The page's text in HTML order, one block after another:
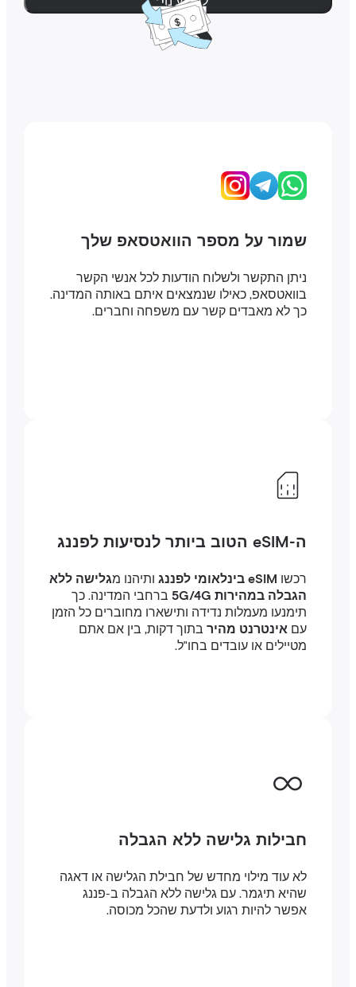
שמור על מספר הוואטסאפ שלך
ניתן התקשר ולשלוח הודעות לכל אנשי הקשר
בוואטסאפ, כאילו שנמצאים איתם באותה המדינה.
כך לא מאבדים קשר עם משפחה וחברים.
eSIM בינלאומי לפננג ותיהנו מגלישה ללא
הגבלה במהירות 5G/4G
ברחבי המדינה. כך
תימנעו מעמלות נדידה ותישארו מחוברים כל הזמן
אינטרנט מהיר בתוך דקות, בין אם אתם
מטיילים או עובדים בחו"ל.
חבילות גלישה ללא הגבלה
לא עוד מילוי מחדש של חבילת הגלישה או דאגה
שהיא תיגמר. עם גלישה ללא הגבלה ב-פננג
אפשר להיות רגוע ולדעת שהכל מכוסה.